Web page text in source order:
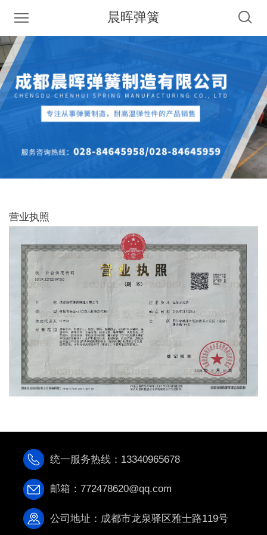
晨晖弹簧
营业执照
统一服务热线：13340965678
邮箱：772478620@qq.com
公司地址：成都市龙泉驿区雅士路119号